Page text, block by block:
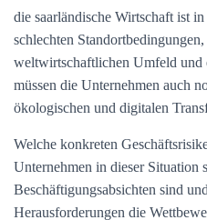
die saarländische Wirtschaft ist
schlechten
weltwirtschaftlichen Umfeld
müssen die Unternehmen auch
ökologischen und digitalen
Welche konkreten
Unternehmen in dieser Situation
Beschäftigungsabsichten sind
Herausforderungen die